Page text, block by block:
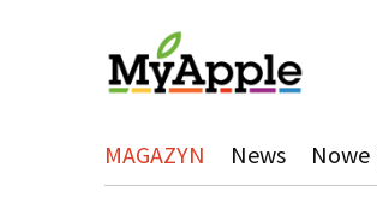
MAGAZYN News